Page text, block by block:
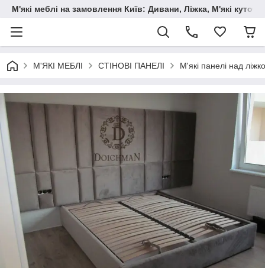
М'які меблі на замовлення Київ: Дивани, Ліжка, М'які
М'ЯКІ МЕБЛІ СТІНОВІ ПАНЕЛІ М'які панелі над